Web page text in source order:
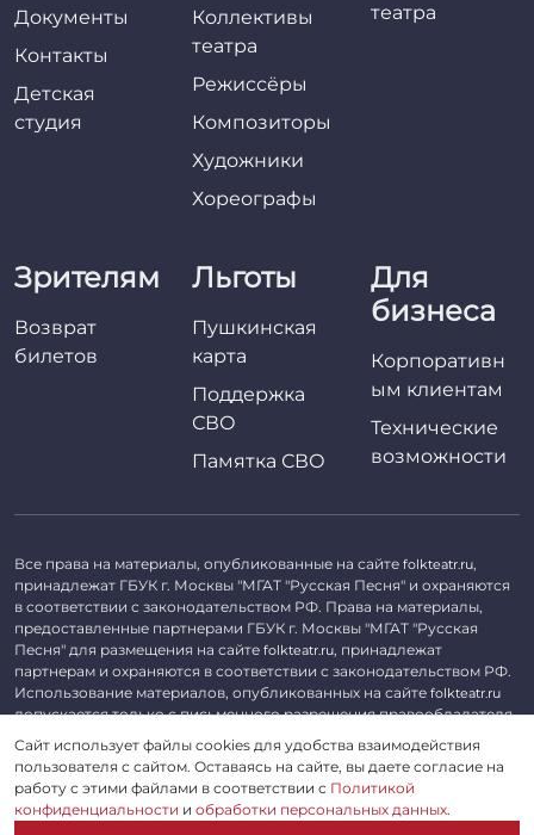
Документы
Контакты
Детская
студия
Коллективы
театра
Режиссёры
Композиторы
Художники
Хореографы
театра
Зрителям
Возврат
билетов
Льготы
Пушкинская
карта
Поддержка
СВО
Памятка СВО
Для
бизнеса
Корпоративн
ым клиентам
Технические
возможности
Все права на материалы, опубликованные на сайте folkteatr.ru,
принадлежат ГБУК г. Москвы "МГАТ "Русская Песня" и охраняются
в соответствии с законодательством РФ. Права на материалы,
предоставленные партнерами ГБУК г. Москвы "МГАТ "Русская
Песня" для размещения на сайте folkteatr.ru, принадлежат
партнерам и охраняются в соответствии с законодательством РФ.
Использование материалов, опубликованных на сайте folkteatr.ru
допускается только с письменного разрешения правообладателя.
©2026 ГБУК г. Москвы «МГАТ «Русская песня». ОГРН 1027739279182,
ИНН 7714039052.
Пользовательское соглашение
Сайт использует файлы cookies для удобства взаимодействия
пользователя с сайтом. Оставаясь на сайте, вы даете согласие на
работу с этими файлами в соответствии с Политикой
конфиденциальности и обработки персональных данных.